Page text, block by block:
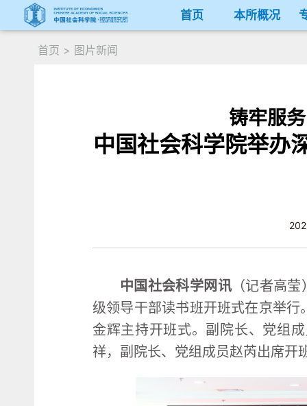
首页 本所概况
首页 > 图片新闻
铸牢服
中国社会科学院举办
中国社会科学网讯（记者高莹
级领导干部读书班开班式在京举
金辉主持开班式。副院长、党组
祥，副院长、党组成员赵芮出席开